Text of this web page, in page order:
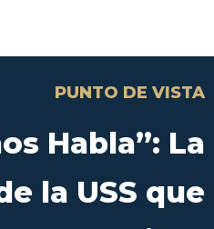
PUNTO DE VISTA
Habla”: La
la USS que